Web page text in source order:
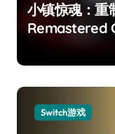
小镇惊魂：
Remastered
Switch游戏